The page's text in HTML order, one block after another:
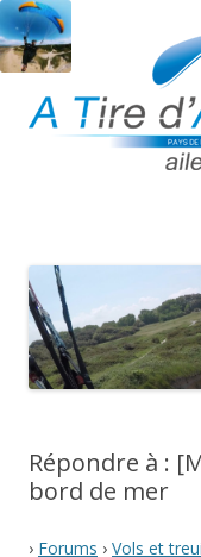
Répondre à :
bord de mer
› Forums › Vols et